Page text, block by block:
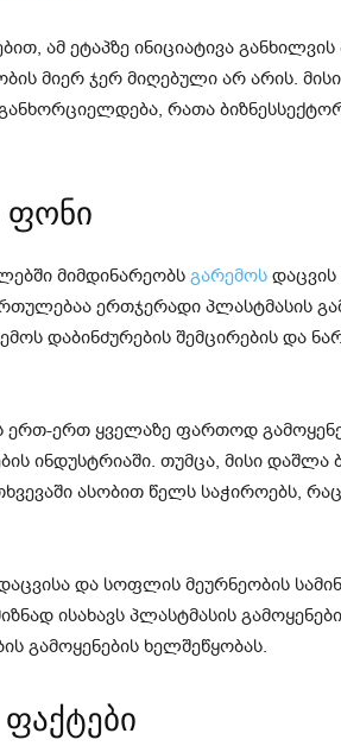
ამ ეტაპზე ინიციატივა
მიერ ჯერ მიღებული არ არის.
რათა
ფონი
მიმდინარეობს გარემოს
ერთჯერადი პლასტმასის
დაბინძურების შემცირების და
ერთ-ერთ ყველაზე ფართოდ
ინდუსტრიაში. თუმცა, მისი დაშლა
ასობით წელს საჭიროებს,
და სოფლის მეურნეობის
ისახავს პლასტმასის
გამოყენების ხელშეწყობას.